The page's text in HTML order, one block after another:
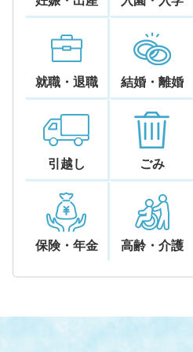
就職・退職 結婚・離婚
引越し ごみ
保険・年金 高齢・介護